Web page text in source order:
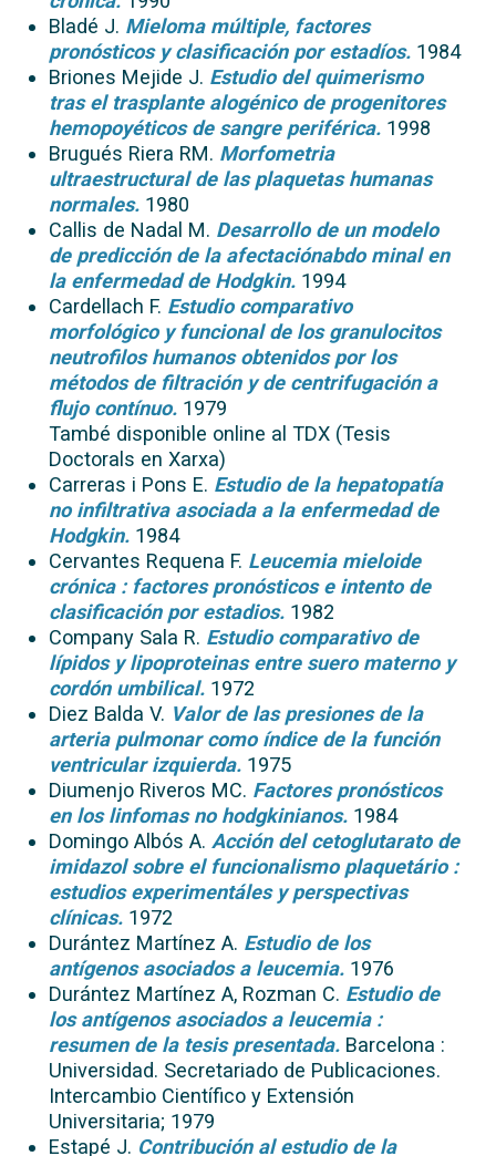
Bladé J. Mieloma múltiple, factores
pronósticos y clasificación por estadíos. 1984
Briones Mejide J. Estudio del quimerismo
tras el trasplante alogénico de progenitores
hemopoyéticos de sangre periférica. 1998
Brugués Riera RM. Morfometria
ultraestructural de las plaquetas humanas
normales. 1980
Callis de Nadal M. Desarrollo de un modelo
de predicción de la afectaciónabdo minal en
la enfermedad de Hodgkin. 1994
Cardellach F. Estudio comparativo
morfológico y funcional de los granulocitos
neutrofilos humanos obtenidos por los
métodos de filtración y de centrifugación a
flujo contínuo. 1979
També disponible online al TDX (Tesis
Doctorals en Xarxa)
Carreras i Pons E. Estudio de la hepatopatía
no infiltrativa asociada a la enfermedad de
Hodgkin. 1984
Cervantes Requena F. Leucemia mieloide
crónica : factores pronósticos e intento de
clasificación por estadios. 1982
Company Sala R. Estudio comparativo de
lípidos y lipoproteinas entre suero materno y
cordón umbilical. 1972
Diez Balda V. Valor de las presiones de la
arteria pulmonar como índice de la función
ventricular izquierda. 1975
Diumenjo Riveros MC. Factores pronósticos
en los linfomas no hodgkinianos. 1984
Domingo Albós A. Acción del cetoglutarato de
imidazol sobre el funcionalismo plaquetário :
estudios experimentáles y perspectivas
clínicas. 1972
Durántez Martínez A. Estudio de los
antígenos asociados a leucemia. 1976
Durántez Martínez A, Rozman C. Estudio de
los antígenos asociados a leucemia :
resumen de la tesis presentada. Barcelona :
Universidad. Secretariado de Publicaciones.
Intercambio Científico y Extensión
Universitaria; 1979
Estapé J. Contribución al estudio de la